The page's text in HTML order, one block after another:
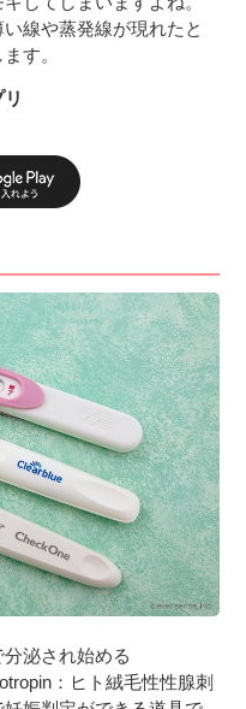
線や蒸発線が現れたと
す。
泌され始める
：ヒト絨毛性性腺刺